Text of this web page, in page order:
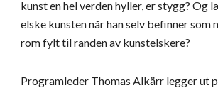
kunst en hel verden hyller, er stygg? Og
elske kunsten når han selv befinner som
rom fylt til randen av kunstelskere?
Programleder Thomas Alkärr legger ut